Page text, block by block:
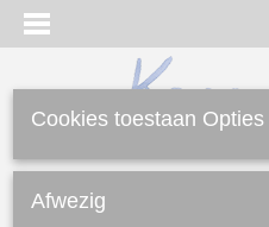
Cookies toestaan Opties
Afwezig